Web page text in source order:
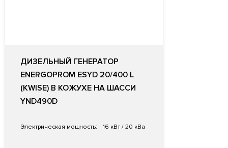
ДИЗЕЛЬНЫЙ ГЕНЕРАТОР
ENERGOPROM ESYD 20/400 L
(KWISE) В КОЖУХЕ НА ШАССИ
YND490D
Электрическая мощность: 16 кВт / 20 кВа